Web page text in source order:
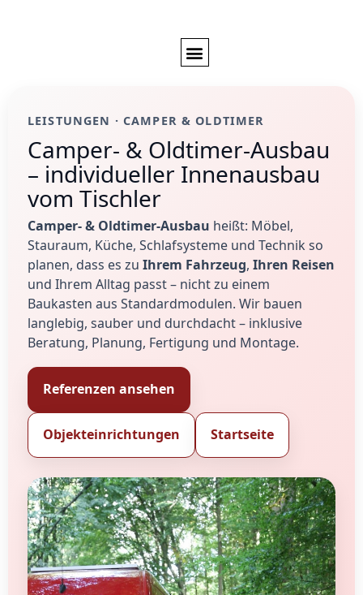
LEISTUNGEN · CAMPER & OLDTIMER
Camper- & Oldtimer-Ausbau
– individueller Innenausbau
vom Tischler
Camper- & Oldtimer-Ausbau heißt: Möbel,
Stauraum, Küche, Schlafsysteme und Technik so
planen, dass es zu Ihrem Fahrzeug, Ihren Reisen
und Ihrem Alltag passt – nicht zu einem
Baukasten aus Standardmodulen. Wir bauen
langlebig, sauber und durchdacht – inklusive
Beratung, Planung, Fertigung und Montage.
Referenzen ansehen
Objekteinrichtungen Startseite